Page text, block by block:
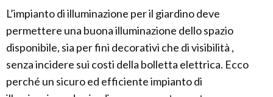
L’impianto di illuminazione per il giardino deve
permettere una buona illuminazione dello spazio
disponibile, sia per fini decorativi che di visibilità ,
senza incidere sui costi della bolletta elettrica. Ecco
perché un sicuro ed efficiente impianto di